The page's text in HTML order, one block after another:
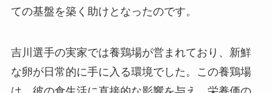
ての基盤を築く助けとなったのです。
吉川選手の実家では養鶏場が営まれており、新鮮
な卵が日常的に手に入る環境でした。この養鶏場